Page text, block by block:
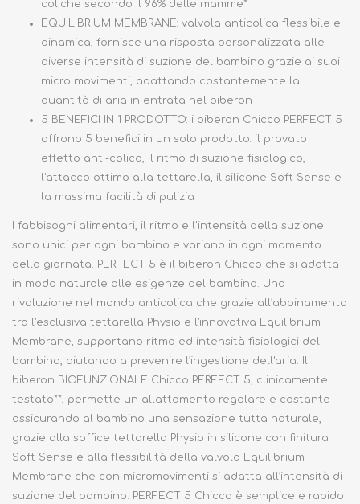
coliche secondo il 96% delle mamme*
EQUILIBRIUM MEMBRANE: valvola anticolica flessibile e
dinamica, fornisce una risposta personalizzata alle
diverse intensità di suzione del bambino grazie ai suoi
micro movimenti, adattando costantemente la
quantità di aria in entrata nel biberon
5 BENEFICI IN 1 PRODOTTO: i biberon Chicco PERFECT 5
offrono 5 benefici in un solo prodotto: il provato
effetto anti-colica, il ritmo di suzione fisiologico,
l'attacco ottimo alla tettarella, il silicone Soft Sense e
la massima facilità di pulizia
I fabbisogni alimentari, il ritmo e l'intensità della suzione
sono unici per ogni bambino e variano in ogni momento
della giornata. PERFECT 5 è il biberon Chicco che si adatta
in modo naturale alle esigenze del bambino. Una
rivoluzione nel mondo anticolica che grazie all’abbinamento
tra l’esclusiva tettarella Physio e l’innovativa Equilibrium
Membrane, supportano ritmo ed intensità fisiologici del
bambino, aiutando a prevenire l’ingestione dell'aria. Il
biberon BIOFUNZIONALE Chicco PERFECT 5, clinicamente
testato**, permette un allattamento regolare e costante
assicurando al bambino una sensazione tutta naturale,
grazie alla soffice tettarella Physio in silicone con finitura
Soft Sense e alla flessibilità della valvola Equilibrium
Membrane che con micromovimenti si adatta all’intensità di
suzione del bambino. PERFECT 5 Chicco è semplice e rapido